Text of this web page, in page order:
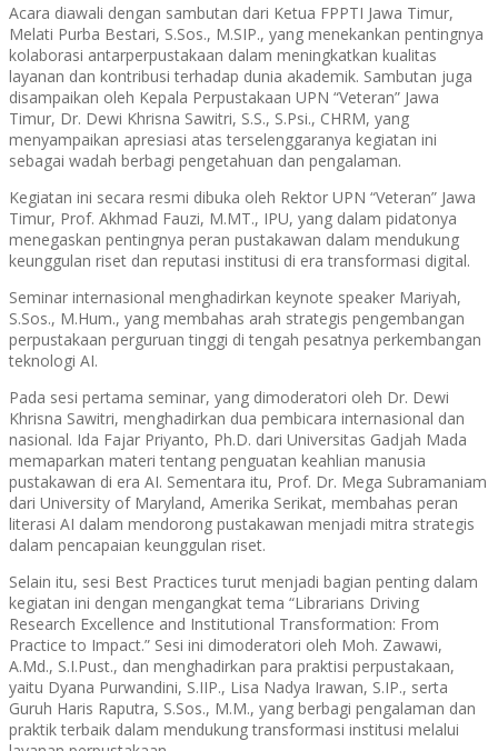
Acara diawali dengan sambutan dari Ketua FPPTI Jawa Timur,
Melati Purba Bestari, S.Sos., M.SIP., yang menekankan pentingnya
kolaborasi antarperpustakaan dalam meningkatkan kualitas
layanan dan kontribusi terhadap dunia akademik. Sambutan juga
disampaikan oleh Kepala Perpustakaan UPN “Veteran” Jawa
Timur, Dr. Dewi Khrisna Sawitri, S.S., S.Psi., CHRM, yang
menyampaikan apresiasi atas terselenggaranya kegiatan ini
sebagai wadah berbagi pengetahuan dan pengalaman.
Kegiatan ini secara resmi dibuka oleh Rektor UPN “Veteran” Jawa
Timur, Prof. Akhmad Fauzi, M.MT., IPU, yang dalam pidatonya
menegaskan pentingnya peran pustakawan dalam mendukung
keunggulan riset dan reputasi institusi di era transformasi digital.
Seminar internasional menghadirkan keynote speaker Mariyah,
S.Sos., M.Hum., yang membahas arah strategis pengembangan
perpustakaan perguruan tinggi di tengah pesatnya perkembangan
teknologi AI.
Pada sesi pertama seminar, yang dimoderatori oleh Dr. Dewi
Khrisna Sawitri, menghadirkan dua pembicara internasional dan
nasional. Ida Fajar Priyanto, Ph.D. dari Universitas Gadjah Mada
memaparkan materi tentang penguatan keahlian manusia
pustakawan di era AI. Sementara itu, Prof. Dr. Mega Subramaniam
dari University of Maryland, Amerika Serikat, membahas peran
literasi AI dalam mendorong pustakawan menjadi mitra strategis
dalam pencapaian keunggulan riset.
Selain itu, sesi Best Practices turut menjadi bagian penting dalam
kegiatan ini dengan mengangkat tema “Librarians Driving
Research Excellence and Institutional Transformation: From
Practice to Impact.” Sesi ini dimoderatori oleh Moh. Zawawi,
A.Md., S.I.Pust., dan menghadirkan para praktisi perpustakaan,
yaitu Dyana Purwandini, S.IIP., Lisa Nadya Irawan, S.IP., serta
Guruh Haris Raputra, S.Sos., M.M., yang berbagi pengalaman dan
praktik terbaik dalam mendukung transformasi institusi melalui